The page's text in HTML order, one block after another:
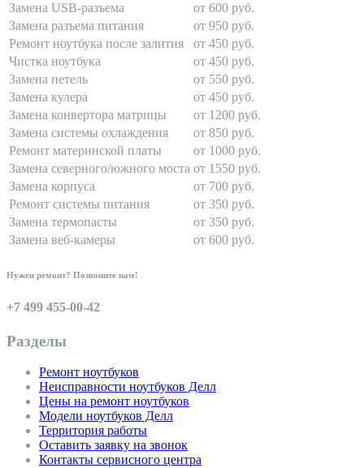
Замена USB-разъема
от 600 руб.
Замена разъема питания
от 950 руб.
Ремонт ноутбука после залития
от 450 руб.
Чистка ноутбука
от 450 руб.
Замена петель
от 550 руб.
Замена кулера
от 450 руб.
Замена конвертора матрицы
от 1200 руб.
Замена системы охлаждения
от 850 руб.
Ремонт материнской платы
от 1000 руб.
Замена северного/южного моста от 1550 руб.
Замена корпуса
от 700 руб.
Ремонт системы питания
от 350 руб.
Замена термопасты
от 350 руб.
Замена веб-камеры
от 600 руб.
Нужен ремонт? Позвоните нам!
+7 499 455-00-42
Разделы
Ремонт ноутбуков
Неисправности ноутбуков Делл
Цены на ремонт ноутбуков
Модели ноутбуков Делл
Территория работы
Оставить заявку на звонок
Контакты сервисного центра